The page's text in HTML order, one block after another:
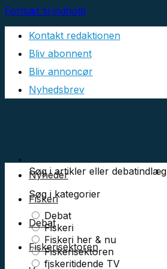
Fortsæt til indhold
Kontakt redaktionen
Bliv abonnent
Bliv annoncør
Nyhedsbrev
Søg i artikler eller debatindlæg
Søg i kategorier
Debat
Fiskeri
Fiskeri her & nu
Fiskerisektoren
fiskeritidende TV
Nyheder
Fiskeri
Debat
Fiskerisektoren